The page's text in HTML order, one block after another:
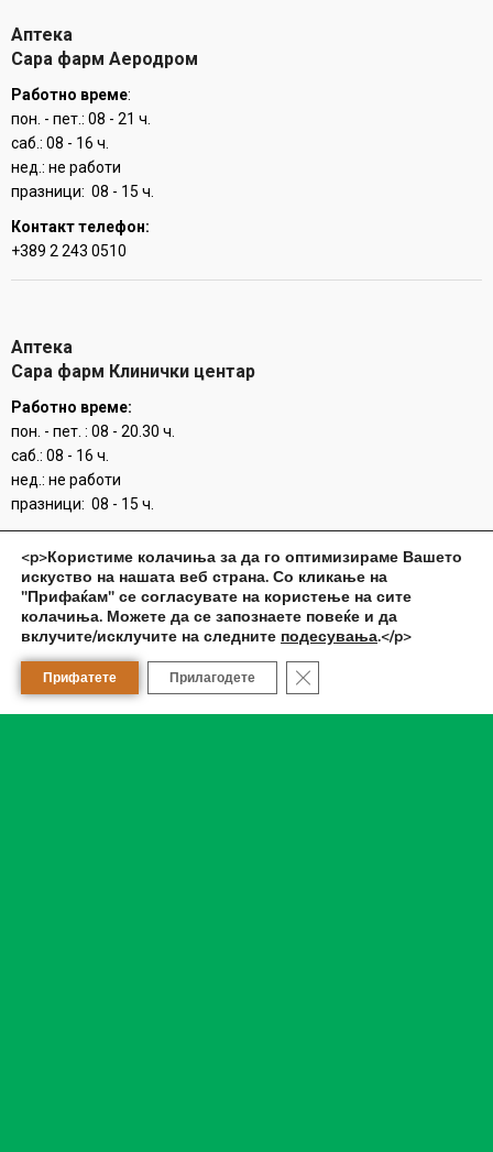
Аптека
Сара фарм Аеродром
Работно време:
пон. - пет.: 08 - 21 ч.
саб.: 08 - 16 ч.
нед.: не работи
празници: 08 - 15 ч.
Контакт телефон:
+389 2 243 0510
Аптека
Сара фарм Клинички центар
Работно време:
пон. - пет. : 08 - 20.30 ч.
саб.: 08 - 16 ч.
нед.: не работи
празници: 08 - 15 ч.
+389 78 209 376
+389 2 3113 129
Аптека
Сара фарм Кисела Вода
Работно време:
<p>Користиме колачиња за да го оптимизираме Вашето
искуство на нашата веб страна. Со кликање на
"Прифаќам" се согласувате на користење на сите
колачиња. Можете да се запознаете повеќе и да
вклучите/исклучите на следните подесувања.</p>
Прифатете Прилагодете Close GDPR Cookie Banner